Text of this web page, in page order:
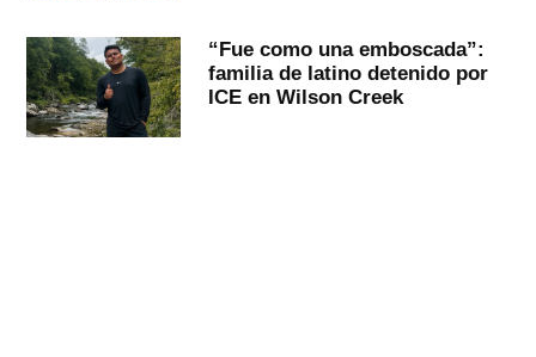
“Fue como una emboscada”:
familia de latino detenido por
ICE en Wilson Creek